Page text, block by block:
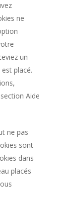
ne
un
placé.
Aide
ne pas
sont
dans
placés